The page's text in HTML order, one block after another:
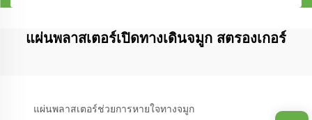
แผ่นพลาสเตอร์เปิดทางเดินจมูก สตรองเกอร์
แผ่นพลาสเตอร์ช่วยการหายใจทางจมูก